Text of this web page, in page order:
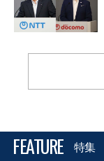
FEATURE 特集